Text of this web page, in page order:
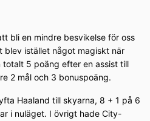
bli en mindre besvikelse för oss
istället något magiskt när
5 poäng efter en assist till
2 mål och 3 bonuspoäng.
Haaland till skyarna, 8 + 1 på 6
i nuläget. I övrigt hade City-